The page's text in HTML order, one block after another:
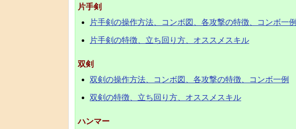
片手剣
片手剣の操作方法、コンボ図、各攻撃の特徴、コンボ一例
片手剣の特徴、立ち回り方、オススメスキル
双剣
双剣の操作方法、コンボ図、各攻撃の特徴、コンボ一例
双剣の特徴、立ち回り方、オススメスキル
ハンマー